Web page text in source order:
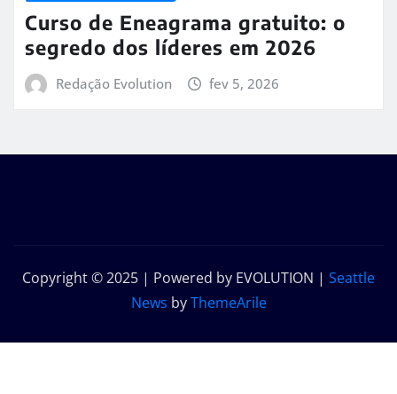
Curso de Eneagrama gratuito: o
segredo dos líderes em 2026
Redação Evolution fev 5, 2026
Copyright © 2025 | Powered by EVOLUTION | Seattle
News byThemeArile